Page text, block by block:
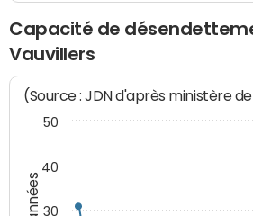
Capacité de
Vauvillers
(Source : JDN d'après ministère
30
40
50